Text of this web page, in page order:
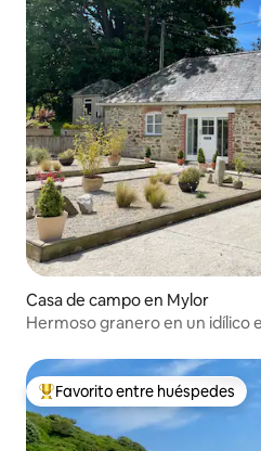
Casa de campo en Mylor
Hermoso granero en un idílico
Favorito entre huéspedes
Favorito entre huéspedes